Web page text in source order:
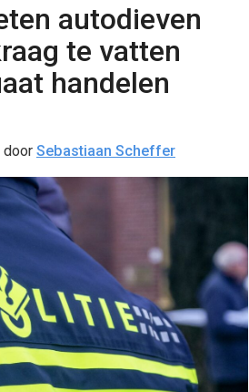
autodieven
te vatten
handelen
door Sebastiaan Scheffer